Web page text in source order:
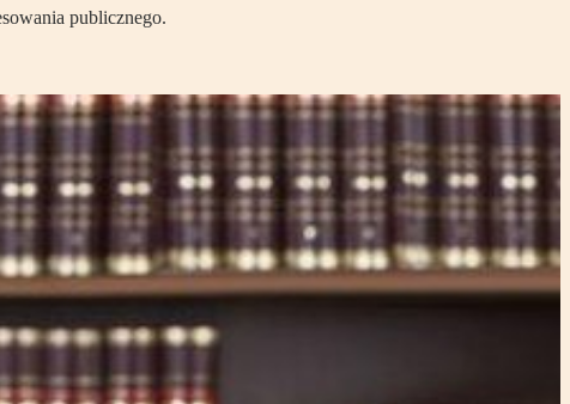
publicznego.